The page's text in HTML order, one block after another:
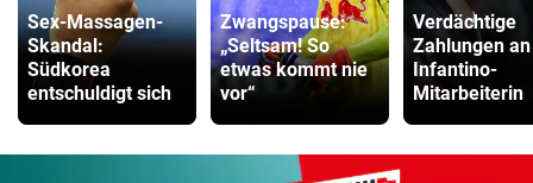
Sex-Massagen-
Skandal:
Südkorea
entschuldigt sich
Zwangspause:
„Seltsam! So
etwas kommt nie
vor“
Verdächtige
Zahlungen an
Infantino-
Mitarbeiterin